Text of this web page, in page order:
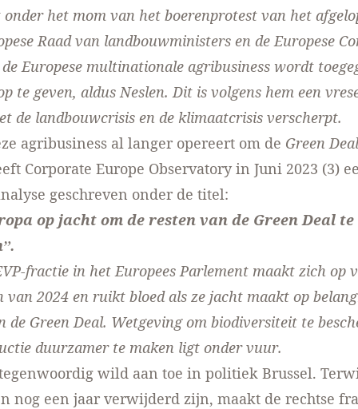
het mom van het boerenprotest van het
Raad van landbouwministers en de Europese
Europese multinationale agribusiness wordt
te geven, aldus Neslen. Dit is volgens hem een
de landbouwcrisis en de klimaatcrisis verscherpt.
agribusiness al langer opereert om de Green Deal
Corporate Europe Observatory in Juni 2023 (3)
geschreven onder de titel:
op jacht om de resten van de Green Deal te
fractie in het Europees Parlement maakt zich op
van 2024 en ruikt bloed als ze jacht maakt op
de Green Deal. Wetgeving om biodiversiteit te
duurzamer te maken ligt onder vuur.
wild aan toe in politiek Brussel.
nog een jaar verwijderd zijn, maakt de rechtse